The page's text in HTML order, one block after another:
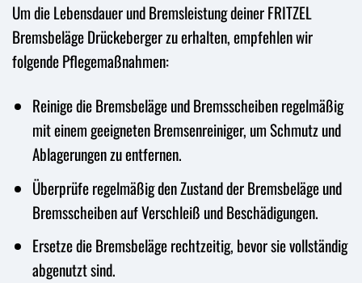
Um die Lebensdauer und Bremsleistung deiner FRITZEL
Bremsbeläge Drückeberger zu erhalten, empfehlen wir
folgende Pflegemaßnahmen:
Reinige die Bremsbeläge und Bremsscheiben regelmäßig
mit einem geeigneten Bremsenreiniger, um Schmutz und
Ablagerungen zu entfernen.
Überprüfe regelmäßig den Zustand der Bremsbeläge und
Bremsscheiben auf Verschleiß und Beschädigungen.
Ersetze die Bremsbeläge rechtzeitig, bevor sie vollständig
abgenutzt sind.